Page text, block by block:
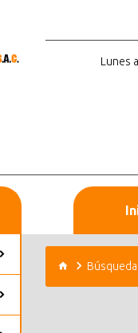
Lunes
Búsqueda